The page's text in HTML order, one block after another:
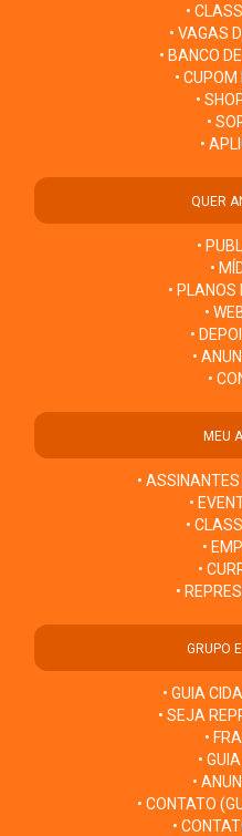
•
• VAGAS
• BANCO
•
•
•
•
QUER
•
•
• PLANOS
•
•
•
•
MEU
•
•
•
•
•
•
GRUPO
• GUIA
• SEJA
•
•
•
• CONTATO
•